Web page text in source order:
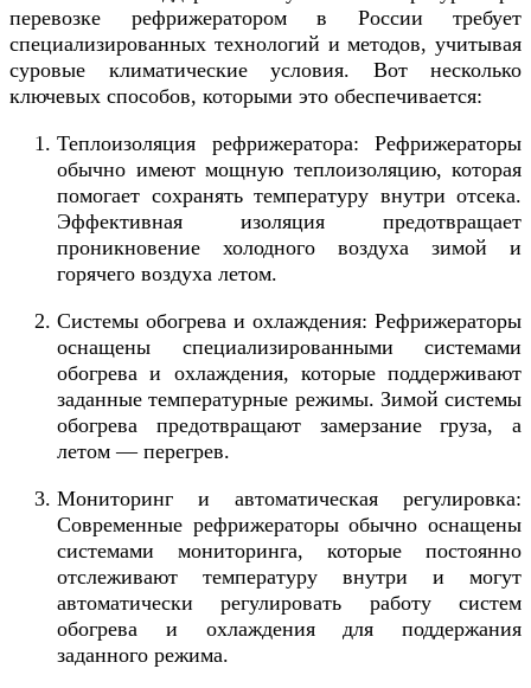
перевозке рефрижератором в России требует
специализированных технологий и методов, учитывая
суровые климатические условия. Вот несколько
ключевых способов, которыми это обеспечивается:
Теплоизоляция рефрижератора: Рефрижераторы
обычно имеют мощную теплоизоляцию, которая
помогает сохранять температуру внутри отсека.
Эффективная изоляция предотвращает
проникновение холодного воздуха зимой и
горячего воздуха летом.
Системы обогрева и охлаждения: Рефрижераторы
оснащены специализированными системами
обогрева и охлаждения, которые поддерживают
заданные температурные режимы. Зимой системы
обогрева предотвращают замерзание груза, а
летом — перегрев.
Мониторинг и автоматическая регулировка:
Современные рефрижераторы обычно оснащены
системами мониторинга, которые постоянно
отслеживают температуру внутри и могут
автоматически регулировать работу систем
обогрева и охлаждения для поддержания
заданного режима.